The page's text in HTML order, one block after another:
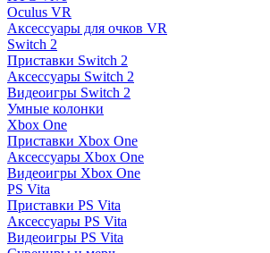
Oculus VR
Аксессуары для очков VR
Switch 2
Приставки Switch 2
Аксессуары Switch 2
Видеоигры Switch 2
Умные колонки
Xbox One
Приставки Xbox One
Аксессуары Xbox One
Видеоигры Xbox One
PS Vita
Приставки PS Vita
Аксессуары PS Vita
Видеоигры PS Vita